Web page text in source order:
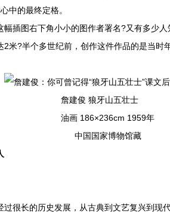
中的最终定格。
插图右下角小小的图作者署名?又有多少人
2米?半个多世纪前，创作这件作品的是当时
詹建俊 狼牙山五壮士
油画 186×236cm 1959年
中国国家博物馆藏
很长的历史发展，从古典到文艺复兴到现